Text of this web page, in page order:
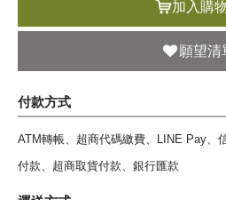
加入購
願望清
付款方式
ATM轉帳、超商代碼繳費、LINE Pay、
付款、超商取貨付款、銀行匯款